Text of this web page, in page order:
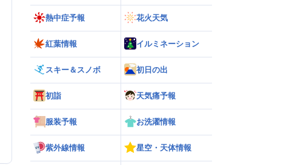
熱中症予報 花火天気
紅葉情報 イルミネーション
スキー＆スノボ 初日の出
初詣 天気痛予報
服装予報 お洗濯情報
紫外線情報 星空・天体情報